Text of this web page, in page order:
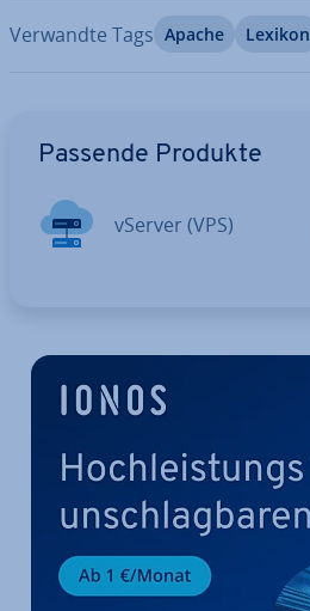
Verwandte Tags Apache Lexikon
Passende Produkte
vServer (VPS)